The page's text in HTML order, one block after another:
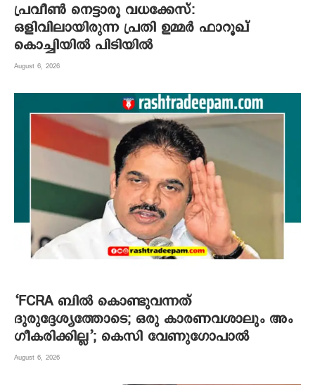
പ്രവീൺ നെട്ടാരൂ വധക്കേസ്:
ഒളിവിലായിരുന്ന പ്രതി ഉമ്മർ ഫാറൂഖ്
കൊച്ചിയിൽ പിടിയിൽ
August 6, 2026
‘FCRA ബിൽ കൊണ്ടുവന്നത്
ദുരുദ്ദേശ്യത്തോടെ; ഒരു കാരണവശാലും അം​
ഗീകരിക്കില്ല’; കെസി വേണു​ഗോപാൽ
August 6, 2026